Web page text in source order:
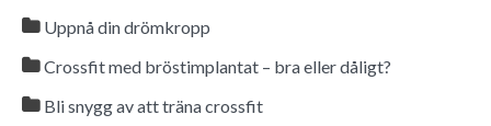
Uppnå din drömkropp
Crossfit med bröstimplantat – bra eller dåligt?
Bli snygg av att träna crossfit